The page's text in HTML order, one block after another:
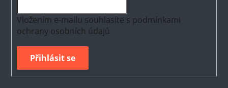
Vložením e-mailu souhlasíte s podmínkami
ochrany osobních údajů
Přihlásit se